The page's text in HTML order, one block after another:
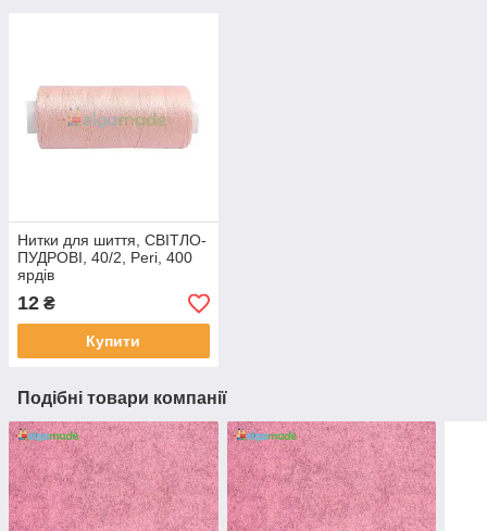
Нитки для шиття, СВІТЛО-
ПУДРОВІ, 40/2, Peri, 400
ярдів
12 ₴
Купити
Подібні товари компанії